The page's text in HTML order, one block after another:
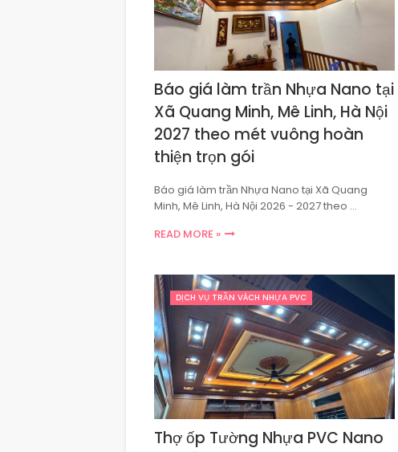
Báo giá làm trần Nhựa Nano tại
Xã Quang Minh, Mê Linh, Hà Nội
2027 theo mét vuông hoàn
thiện trọn gói
Báo giá làm trần Nhựa Nano tại Xã Quang
Minh, Mê Linh, Hà Nội 2026 - 2027 theo …
READ MORE »
DỊCH VỤ TRẦN VÁCH NHỰA PVC
Thợ ốp Tường Nhựa PVC Nano